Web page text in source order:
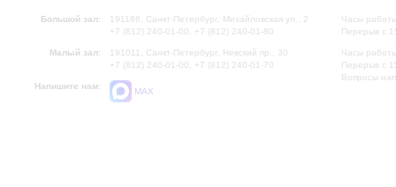
Большой зал:
191186, Санкт-Петербург, Михайловская ул., 2
+7 (812) 240-01-00, +7 (812) 240-01-80
Малый зал:
191011, Санкт-Петербург, Невский пр., 30
+7 (812) 240-01-00, +7 (812) 240-01-70
Напишите нам:
MAX
Часы
Перерыв с
Часы
Перерыв с
Вопросы